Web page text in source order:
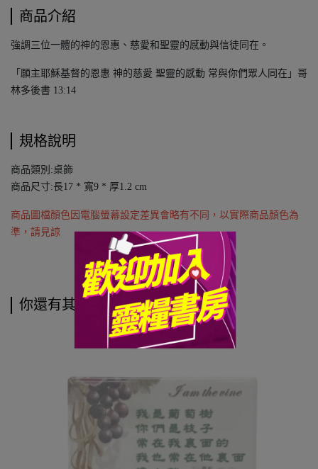
商品介紹
強調三位一體的神的恩惠、慈愛和聖靈的感動與信徒同在。
「願主耶穌基督的恩惠 神的慈愛 聖靈的感動 常與你們眾人同在」哥
林多後書 13:14
規格說明
商品類別:桌飾
商品尺寸:長17 * 寬9 * 厚1.2 cm
商品圖檔顏色因電腦螢幕設定差異會略有不同，以實際商品顏色為
準，請見諒
你還有其他選擇喔